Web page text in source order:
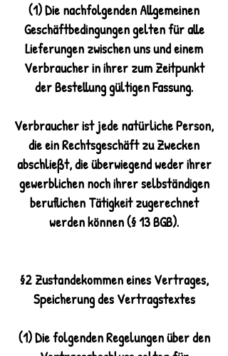
(1) Die nachfolgenden Allgemeinen
Geschäftbedingungen gelten für alle
Lieferungen zwischen uns und einem
Verbraucher in ihrer zum Zeitpunkt
der Bestellung gültigen Fassung.
Verbraucher ist jede natürliche Person,
die ein Rechtsgeschäft zu Zwecken
abschließt, die überwiegend weder ihrer
gewerblichen noch ihrer selbständigen
beruflichen Tätigkeit zugerechnet
werden können (§ 13 BGB).
§2 Zustandekommen eines Vertrages,
Speicherung des Vertragstextes
(1) Die folgenden Regelungen über den